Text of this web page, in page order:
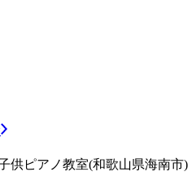
供ピアノ教室(和歌山県海南市)